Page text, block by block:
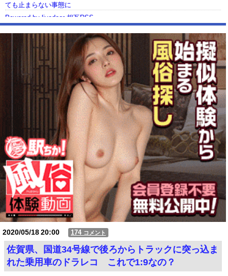
ても止まらない事態に
Powered by livedoor 相互RSS
2020/05/1820:00 174 コメント
佐賀県、国道34号線で後ろからトラックに突っ込ま
れた乗用車のドラレコ これで1:9なの？